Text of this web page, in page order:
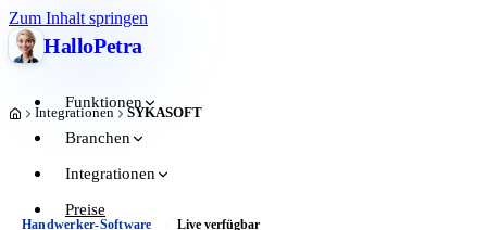
Zum Inhalt springen
HalloPetra
Funktionen
Branchen
Integrationen
Preise
Start Integrationen SYKASOFT
Handwerker-Software Live verfügbar